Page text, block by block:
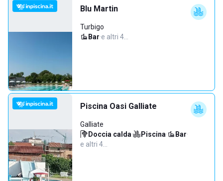
Blu Martin
Turbigo
Bar·e altri 4…
Piscina Oasi Galliate
Galliate
Doccia calda· Piscina· Bar·
e altri 4…